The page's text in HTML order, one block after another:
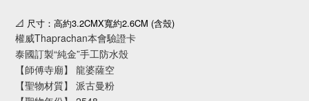
📐 尺寸：高約3.2CMX寬約2.6CM (含殼)
權威Thaprachan本會驗證卡
泰國訂製“純金”手工防水殼
【師傅寺廟】 龍婆薩空
【聖物材質】 派古曼粉